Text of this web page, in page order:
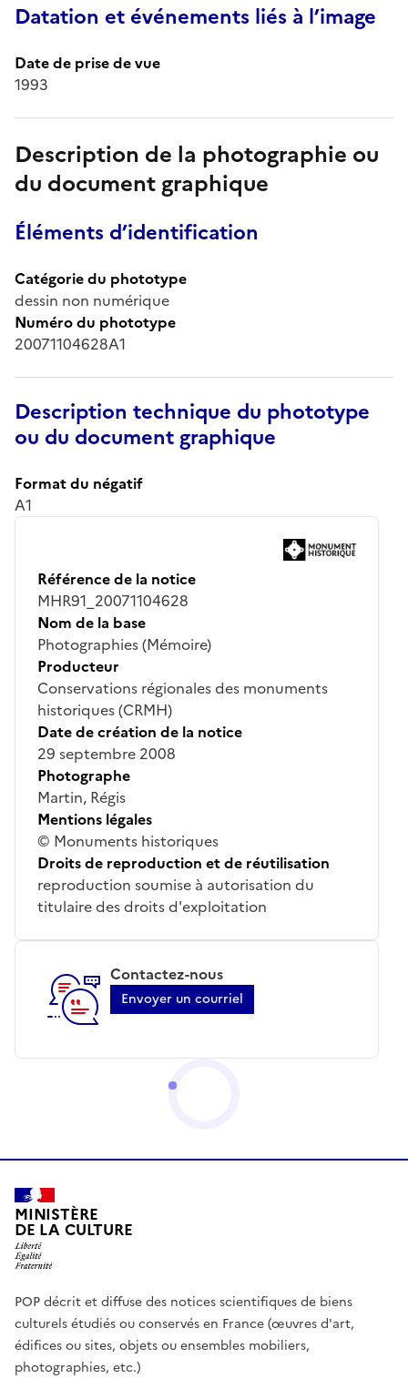
Datation et événements liés à l’image
Date de prise de vue
1993
Description de la photographie ou
du document graphique
Éléments d’identification
Catégorie du phototype
dessin non numérique
Numéro du phototype
20071104628A1
Description technique du phototype
ou du document graphique
Format du négatif
A1
Référence de la notice
MHR91_20071104628
Nom de la base
Photographies (Mémoire)
Producteur
Conservations régionales des monuments
historiques (CRMH)
Date de création de la notice
29 septembre 2008
Photographe
Martin, Régis
Mentions légales
© Monuments historiques
Droits de reproduction et de réutilisation
reproduction soumise à autorisation du
titulaire des droits d'exploitation
Contactez-nous
Envoyer un courriel
MINISTÈRE
DE LA CULTURE
POP décrit et diffuse des notices scientifiques de biens
culturels étudiés ou conservés en France (œuvres d'art,
édifices ou sites, objets ou ensembles mobiliers,
photographies, etc.)